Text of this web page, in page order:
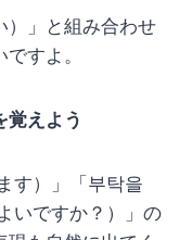
）」と組み合わせ
すよ。
覚えよう
す）」「부탁을
いですか？）」の